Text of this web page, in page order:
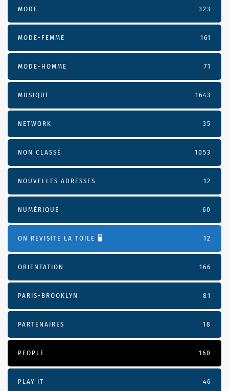
MODE 323
MODE-FEMME 161
MODE-HOMME 71
MUSIQUE 1643
NETWORK 35
NON CLASSÉ 1053
NOUVELLES ADRESSES 12
NUMÉRIQUE 60
ON REVISITE LA TOILE 🖥️ 12
ORIENTATION 166
PARIS-BROOKLYN 81
PARTENAIRES 18
PEOPLE 160
PLAY IT 46